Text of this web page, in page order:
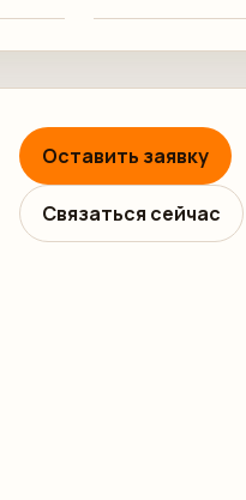
Оставить заявку
Связаться сейчас